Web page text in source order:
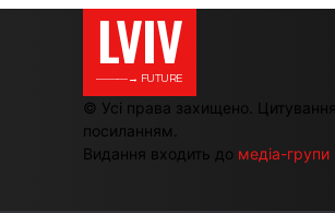
LVIV
———→ FUTURE
© Усі права захищено.
посиланням.
Видання входить до медіа-